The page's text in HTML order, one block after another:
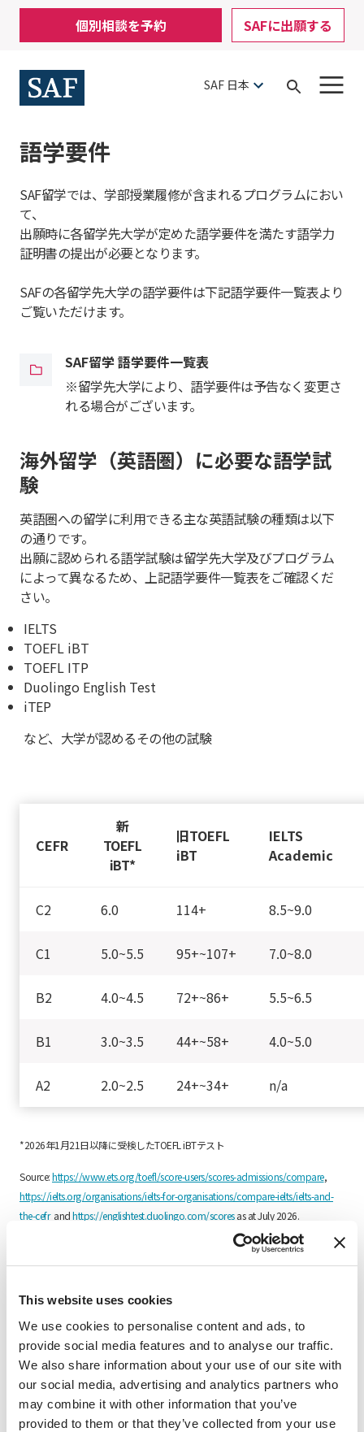
This website uses cookies
We use cookies to personalise content and ads, to
provide social media features and to analyse our traffic.
We also share information about your use of our site with
our social media, advertising and analytics partners who
may combine it with other information that you’ve
provided to them or that they’ve collected from your use
Skip
main
content
Mobile
Utility
Menu
個別相談を予約 SAFに出願する
SAF 日本
Open
語学要件
SAF留学では、学部授業履修が含まれるプログラムにおい
て、
出願時に各留学先大学が定めた語学要件を満たす語学力
証明書の提出が必要となります。
SAFの各留学先大学の語学要件は下記語学要件一覧表より
ご覧いただけます。
SAF留学 語学要件一覧表
※留学先大学により、語学要件は予告なく変更さ
れる場合がございます。
海外留学（英語圏）に必要な語学試
験
英語圏への留学に利用できる主な英語試験の種類は以下
の通りです。
出願に認められる語学試験は留学先大学及びプログラム
によって異なるため、上記語学要件一覧表をご確認くだ
さい。
IELTS
TOEFL iBT
TOEFL ITP
Duolingo English Test
iTEP
など、大学が認めるその他の試験
CEFR
新
TOEFL
iBT*
旧TOEFL
iBT
IELTS
Academic
C2 6.0 114+ 8.5~9.0
C1 5.0~5.5 95+~107+ 7.0~8.0
B2 4.0~4.5 72+~86+ 5.5~6.5
B1 3.0~3.5 44+~58+ 4.0~5.0
A2 2.0~2.5 24+~34+ n/a
*2026年1月21日以降に受検したTOEFL iBTテスト
Source:https://www.ets.org/toefl/score-users/scores-admissions/compare,
https://ielts.org/organisations/ielts-for-organisations/compare-ielts/ielts-and-
the-cefrandhttps://englishtest.duolingo.com/scoresas at July 2026.
SAFが提示する英語能力テストおよびそれと同等と考えら
れるテストスコアは、参考値にすぎません。
その他の語学試験
英語以外の言語で実施される学部授業履修プログラムに
ついては、語学力の証明として、
在籍大学における当該言語の担当教員による推薦状をご
提出いただくことで要件を満たせる場合があります。